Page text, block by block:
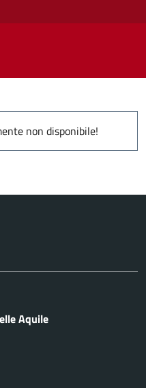
non disponibile!
Aquile